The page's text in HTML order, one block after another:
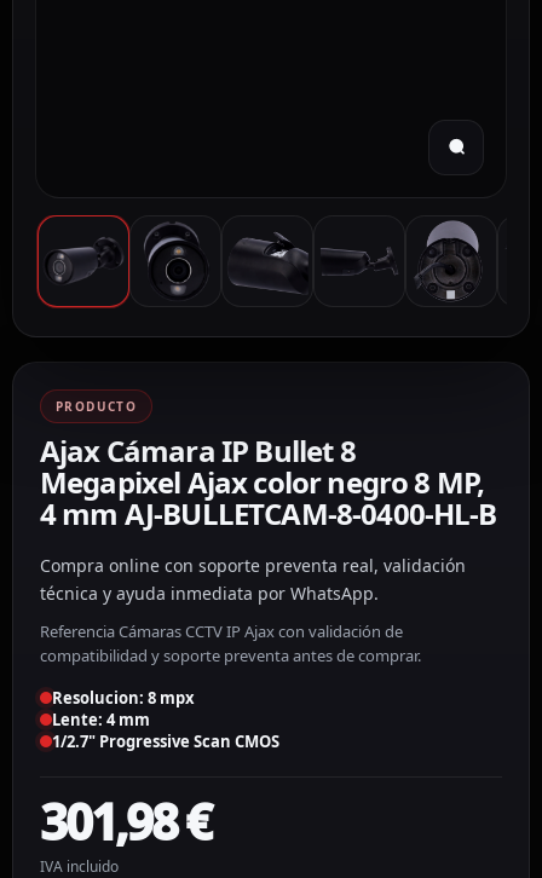
PRODUCTO
Ajax Cámara IP Bullet 8
Megapixel Ajax color negro 8 MP,
4 mm AJ-BULLETCAM-8-0400-HL-B
Compra online con soporte preventa real, validación
técnica y ayuda inmediata por WhatsApp.
Referencia Cámaras CCTV IP Ajax con validación de
compatibilidad y soporte preventa antes de comprar.
Resolucion: 8 mpx
Lente: 4 mm
1/2.7" Progressive Scan CMOS
301,98€
IVA incluido